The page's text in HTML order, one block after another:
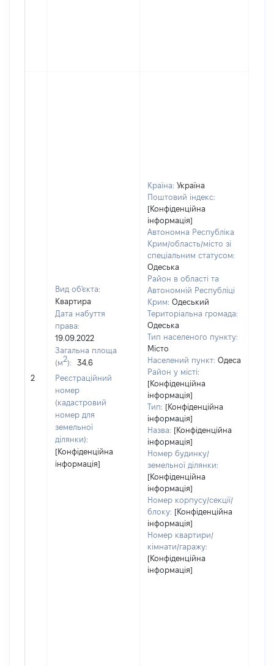
2
Вид об'єкта:
Квартира
Дата набуття
права:
19.09.2022
Загальна площа
(м2):
34.6
Реєстраційний
номер
(кадастровий
номер для
земельної
ділянки):
[Конфіденційна
інформація]
Країна: Україна
Поштовий індекс:
[Конфіденційна
інформація]
Автономна Республіка
Крим/область/місто зі
спеціальним статусом:
Одеська
Район в області та
Автономній Республіці
Крим: Одеський
Територіальна громада:
Одеська
Тип населеного пункту:
Місто
Населений пункт: Одеса
Район у місті:
[Конфіденційна
інформація]
Тип: [Конфіденційна
інформація]
Назва: [Конфіденційна
інформація]
Номер будинку/
земельної ділянки:
[Конфіденційна
інформація]
Номер корпусу/секції/
блоку: [Конфіденційна
інформація]
Номер квартири/
кімнати/гаражу:
[Конфіденційна
інформація]